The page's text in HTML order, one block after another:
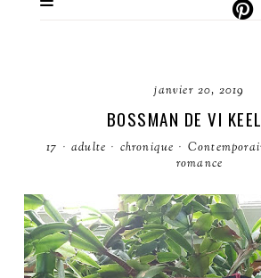
janvier 20, 2019
BOSSMAN DE VI
17 · adulte · chronique ·
romance